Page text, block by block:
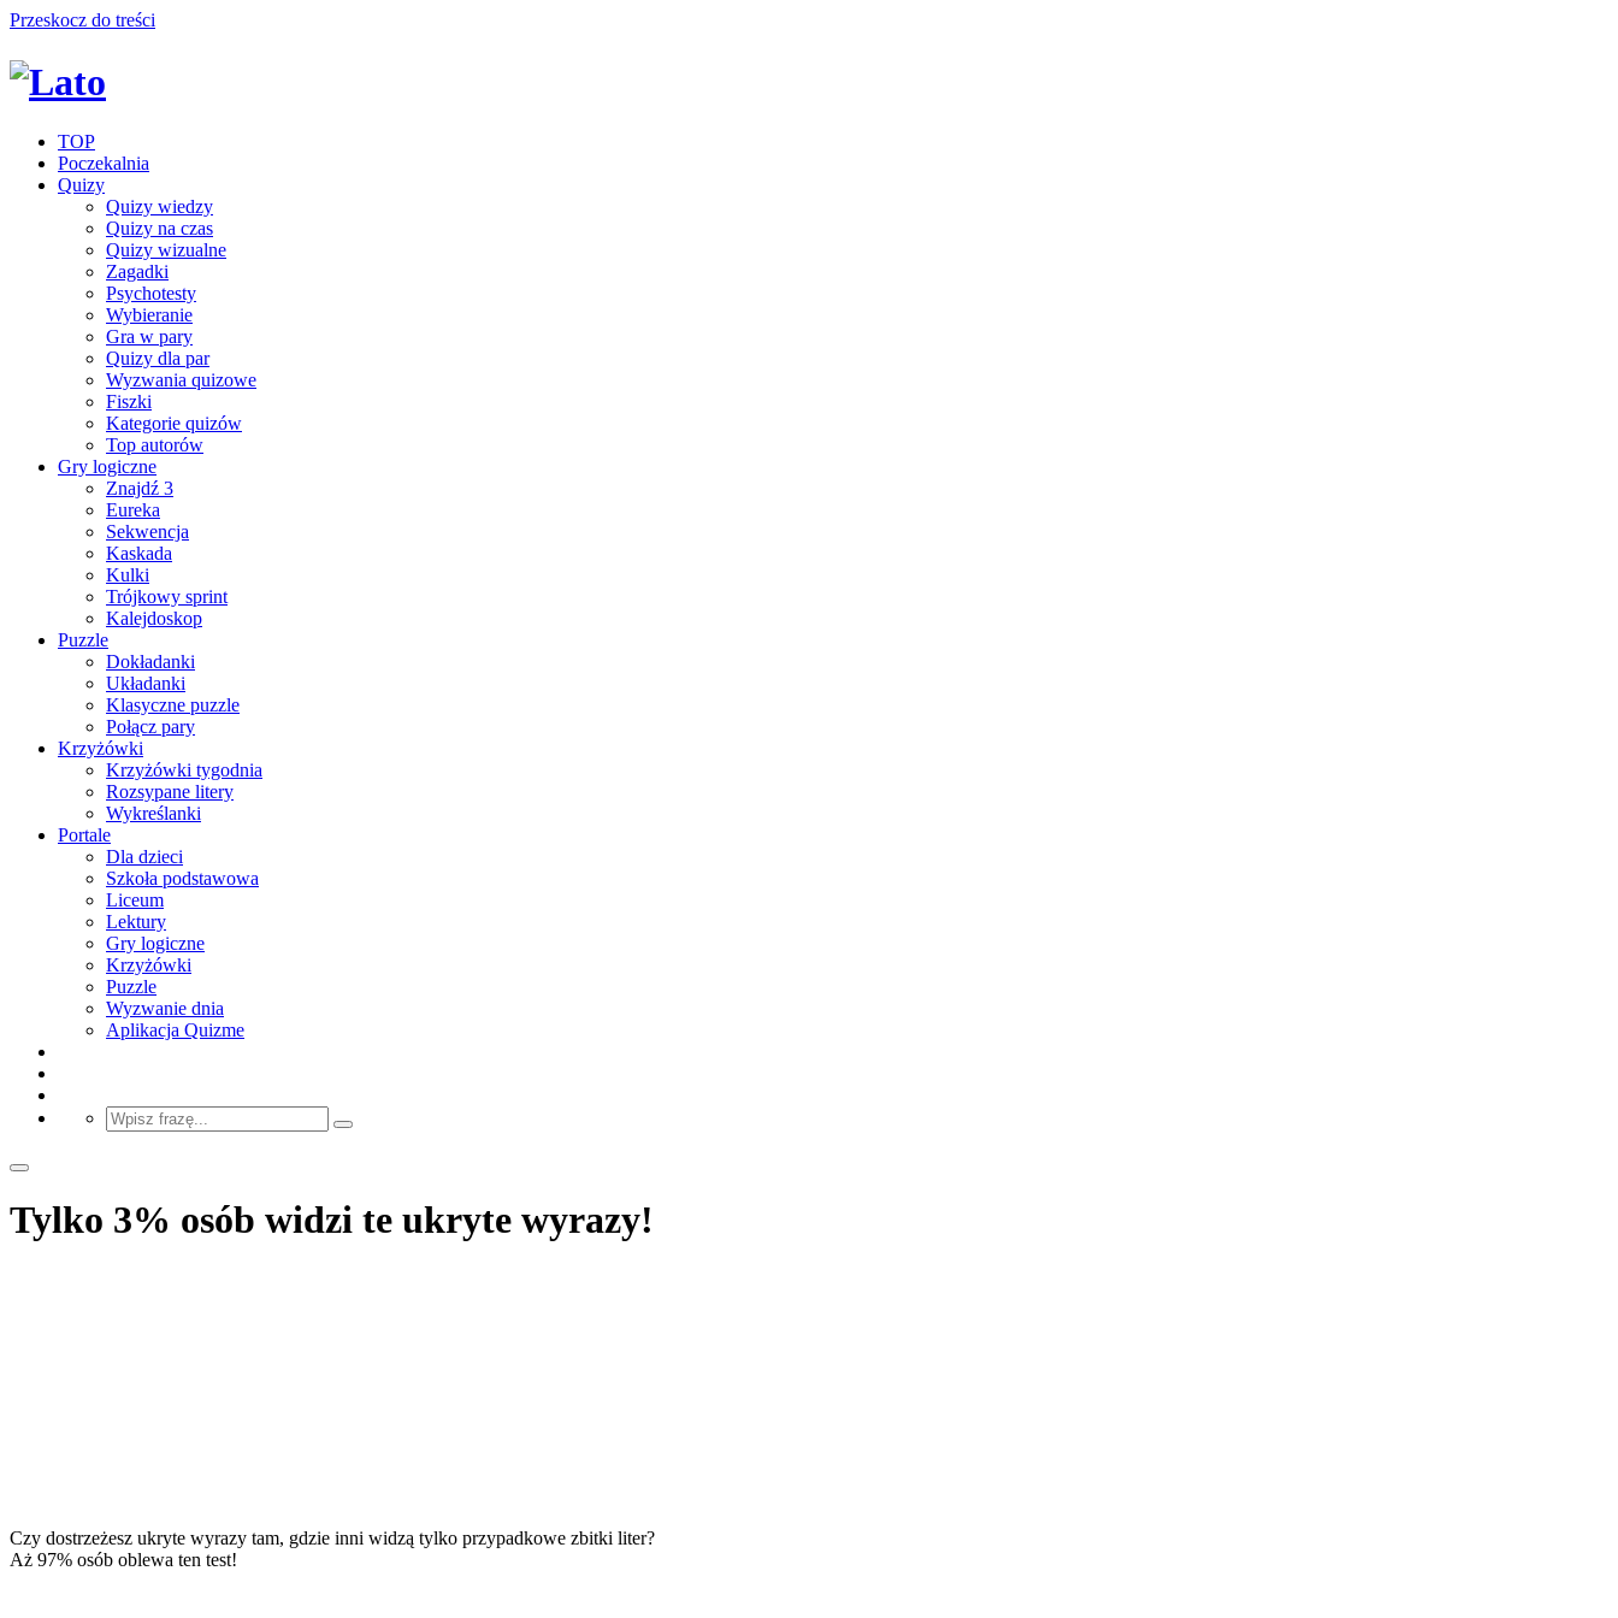
Przeskocz do treści
TOP
Poczekalnia
Quizy
Quizy wiedzy
Quizy na czas
Quizy wizualne
Zagadki
Psychotesty
Wybieranie
Gra w pary
Quizy dla par
Wyzwania quizowe
Fiszki
Kategorie quizów
Top autorów
Gry logiczne
Znajdź 3
Eureka
Sekwencja
Kaskada
Kulki
Trójkowy sprint
Kalejdoskop
Puzzle
Dokładanki
Układanki
Klasyczne puzzle
Połącz pary
Krzyżówki
Krzyżówki tygodnia
Rozsypane litery
Wykreślanki
Portale
Dla dzieci
Szkoła podstawowa
Liceum
Lektury
Gry logiczne
Krzyżówki
Puzzle
Wyzwanie dnia
Aplikacja Quizme
Tylko 3% osób widzi te ukryte wyrazy!
Czy dostrzeżesz ukryte wyrazy tam, gdzie inni widzą tylko przypadkowe zbitki liter?
Aż 97% osób oblewa ten test!